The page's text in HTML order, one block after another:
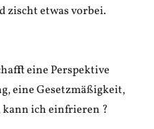
zischt etwas vorbei.
eine Perspektive
eine Gesetzmäßigkeit,
ich einfrieren ?